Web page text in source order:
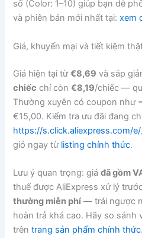
số (Color: 1–10) giúp bạn dễ
và phiên bản mới nhất tại:xem
Giá, khuyến mại và tiết kiệm
Giá hiện tại từ€8,69 và sắp
chiếc chỉ còn€8,19/chiếc —
Thường xuyên có coupon như
€15,00. Kiểm tra ưu đãi đang
https://s.click.aliexpress.com/e/
giỏ ngay từ listing chính thức.
Lưu ý quan trọng: giáđã gồm
thuế được AliExpress xử lý
thường miễn phí — trái ngược
hoàn trả khá cao. Hãy so sánh
trêntrang sản phẩm chính thức